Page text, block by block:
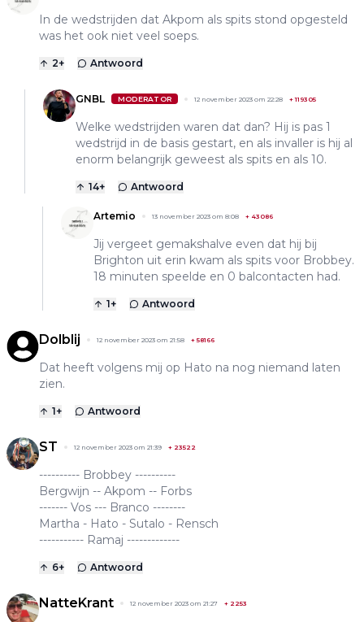
In de wedstrijden dat Akpom als spits stond opgesteld
was het ook niet veel soeps.
2+ Antwoord
GNBL MODERATOR 12 november 2023 om 22:28 +119305
Welke wedstrijden waren dat dan? Hij is pas 1
wedstrijd in de basis gestart, en als invaller is hij al
enorm belangrijk geweest als spits en als 10.
14+ Antwoord
Artemio 13 november 2023 om 8:08 + 43086
Jij vergeet gemakshalve even dat hij bij
Brighton uit erin kwam als spits voor Brobbey.
18 minuten speelde en 0 balcontacten had.
1+ Antwoord
Dolblij 12 november 2023 om 21:58 + 58166
Dat heeft volgens mij op Hato na nog niemand laten
zien.
1+ Antwoord
ST 12 november 2023 om 21:39 + 23522
---------- Brobbey ----------
Bergwijn -- Akpom -- Forbs
------- Vos --- Branco --------
Martha - Hato - Sutalo - Rensch
----------- Ramaj -------------
6+ Antwoord
NatteKrant 12 november 2023 om 21:27 + 2253